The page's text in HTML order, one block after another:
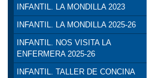
INFANTIL. LA MONDILLA 2023
INFANTIL. LA MONDILLA 2025-26
INFANTIL. NOS VISITA LA
ENFERMERA 2025-26
INFANTIL. TALLER DE CONCINA